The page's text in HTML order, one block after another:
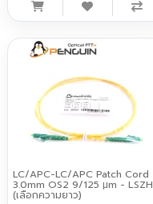
LC/APC-LC/APC Patch Cord
3.0mm OS2 9/125 μm - LSZH
(เลือกความยาว)